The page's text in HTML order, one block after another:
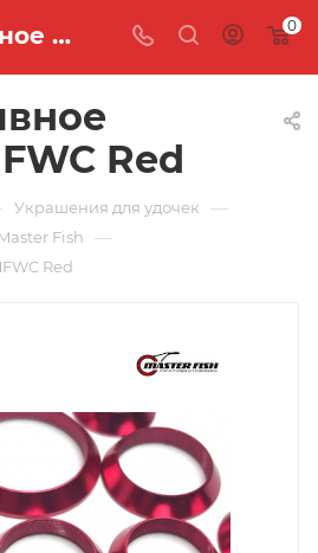
Декоративное кольцо MFWC Red 🐟 купить по цене 195 руб. в интернет-магазине "MASTER FISH" 0
Red
Украшения для удочек —
Fish —
Red